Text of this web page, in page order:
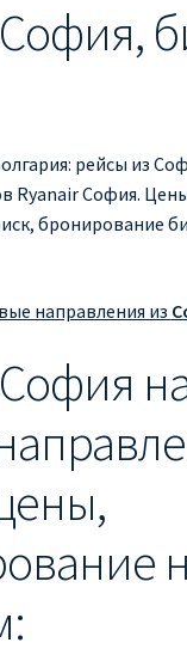
фамилию
акции
имени
рейсы из
Ryanair София.
бронирование
направления из